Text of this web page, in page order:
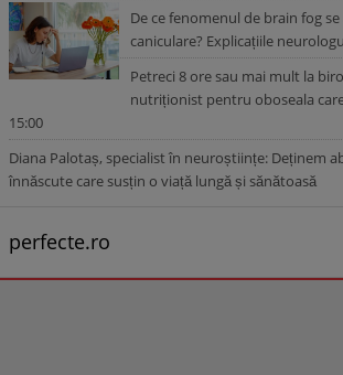
De ce fenomenul de brain fog
caniculare? Explicațiile
Petreci 8 ore sau mai mult la
nutriționist pentru oboseala
15:00
Diana Palotaș, specialist în neuroștiințe: Deținem
înnăscute care susțin o viață lungă și sănătoasă
perfecte.ro